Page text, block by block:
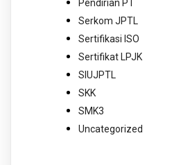
Pendirian PT
Serkom JPTL
Sertifikasi ISO
Sertifikat LPJK
SIUJPTL
SKK
SMK3
Uncategorized